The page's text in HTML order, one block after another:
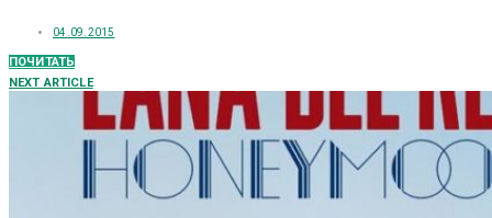
04.09.2015
ПОЧИТАТЬ
NEXT ARTICLE